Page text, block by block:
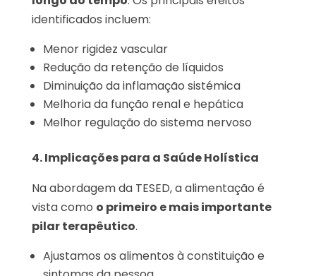
identificados incluem:
Menor rigidez vascular
Redução da retenção de líquidos
Diminuição da inflamação sistémica
Melhoria da função renal e hepática
Melhor regulação do sistema nervoso
4. Implicações para a Saúde Holística
Na abordagem da TESED, a alimentação é
vista como o primeiro e mais importante
pilar terapêutico.
Ajustamos os alimentos à constituição e